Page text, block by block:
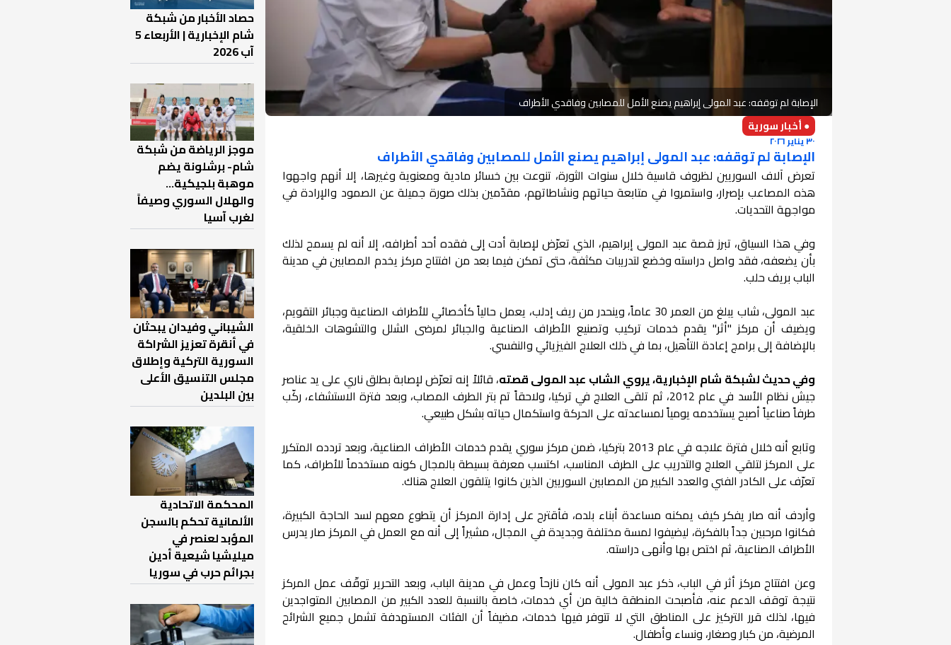
الإصابة لم توقفه: عبد المولى إبراهيم يصنع الأمل للمصابين وفاقدي الأطراف
● أخبار سورية
٣٠ يناير ٢٠٢٦
الإصابة لم توقفه: عبد المولى إبراهيم يصنع الأمل للمصابين وفاقدي الأطراف
تعرض آلاف السوريين لظروف قاسية خلال سنوات الثورة، تنوعت بين خسائر مادية ومعنوية وغيرها، إلا أنهم واجهوا
هذه المصاعب بإصرار، واستمروا في متابعة حياتهم ونشاطاتهم، مقدّمين بذلك صورة جميلة عن الصمود والإرادة في
مواجهة التحديات.
وفي هذا السياق، تبرز قصة عبد المولى إبراهيم، الذي تعرّض لإصابة أدت إلى فقده أحد أطرافه، إلا أنه لم يسمح لذلك
بأن يضعفه، فقد واصل دراسته وخضع لتدريبات مكثفة، حتى تمكن فيما بعد من افتتاح مركز يخدم المصابين في مدينة
الباب بريف حلب.
عبد المولى، شاب يبلغ من العمر 30 عاماً، وينحدر من ريف إدلب، يعمل حالياً كأخصائي للأطراف الصناعية وجبائر التقويم،
ويضيف أن مركز "أثر" يقدم خدمات تركيب وتصنيع الأطراف الصناعية والجبائر لمرضى الشلل والتشوهات الخلقية،
بالإضافة إلى برامج إعادة التأهيل، بما في ذلك العلاج الفيزيائي والنفسي.
وفي حديث لشبكة شام الإخبارية، يروي الشاب عبد المولى قصته، قائلاً إنه تعرّض لإصابة بطلق ناري على يد عناصر
جيش نظام الأسد في عام 2012، ثم تلقى العلاج في تركيا، ولاحقاً تم بتر الطرف المصاب، وبعد فترة الاستشفاء، ركّب
طرفاً صناعياً أصبح يستخدمه يومياً لمساعدته على الحركة واستكمال حياته بشكل طبيعي.
وتابع أنه خلال فترة علاجه في عام 2013 بتركيا، ضمن مركز سوري يقدم خدمات الأطراف الصناعية، وبعد تردده المتكرر
على المركز لتلقي العلاج والتدريب على الطرف المناسب، اكتسب معرفة بسيطة بالمجال كونه مستخدماً للأطراف، كما
تعرّف على الكادر الفني والعدد الكبير من المصابين السوريين الذين كانوا يتلقون العلاج هناك.
وأردف أنه صار يفكر كيف يمكنه مساعدة أبناء بلده، فأقترح على إدارة المركز أن يتطوع معهم لسد الحاجة الكبيرة،
فكانوا مرحبين جداً بالفكرة، ليضيفوا لمسة مختلفة وجديدة في المجال، مشيراً إلى أنه مع العمل في المركز صار يدرس
الأطراف الصناعية، ثم اختص بها وأنهى دراسته.
وعن افتتاح مركز أثر في الباب، ذكر عبد المولى أنه كان نازحاً وعمل في مدينة الباب، وبعد التحرير توقّف عمل المركز
نتيجة توقف الدعم عنه، فأصبحت المنطقة خالية من أي خدمات، خاصة بالنسبة للعدد الكبير من المصابين المتواجدين
فيها، لذلك قرر التركيز على المناطق التي لا تتوفر فيها خدمات، مضيفاً أن الفئات المستهدفة تشمل جميع الشرائح
المرضية، من كبار وصغار، ونساء وأطفال.
حصاد الأخبار من شبكة
شام الإخبارية | الأربعاء 5
آب 2026
موجز الرياضة من شبكة
شام- برشلونة يضم
موهبة بلجيكية...
والهلال السوري وصيفاً
لغرب آسيا
الشيباني وفيدان يبحثان
في أنقرة تعزيز الشراكة
السورية التركية وإطلاق
مجلس التنسيق الأعلى
بين البلدين
المحكمة الاتحادية
الألمانية تحكم بالسجن
المؤبد لعنصر في
ميليشيا شيعية أدين
بجرائم حرب في سوريا